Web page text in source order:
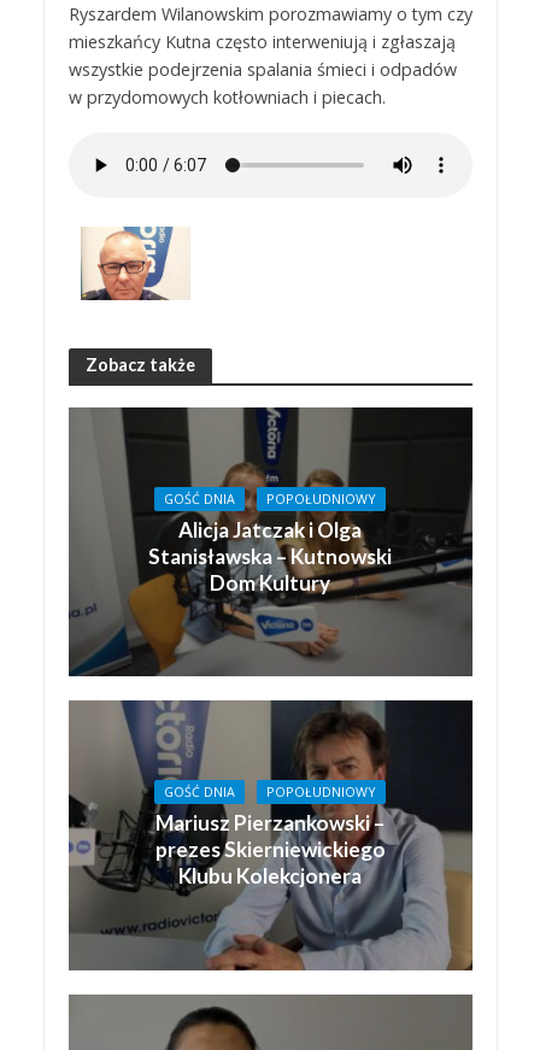
Ryszardem Wilanowskim porozmawiamy o tym czy
mieszkańcy Kutna często interweniują i zgłaszają
wszystkie podejrzenia spalania śmieci i odpadów
w przydomowych kotłowniach i piecach.
Zobacz także
GOŚĆ DNIA POPOŁUDNIOWY
Alicja Jatczak i Olga
Stanisławska – Kutnowski
Dom Kultury
GOŚĆ DNIA POPOŁUDNIOWY
Mariusz Pierzankowski –
prezes Skierniewickiego
Klubu Kolekcjonera